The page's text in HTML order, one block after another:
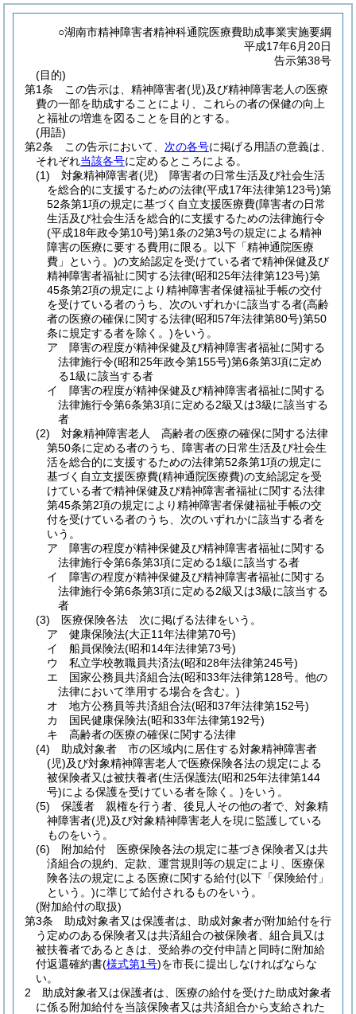
○湖南市精神障害者精神科通院医療費助成事業実施要綱
平成17年6月20日
告示第38号
(目的)
第1条
この告示は、精神障害者(児)及び精神障害老人の医療
費の一部を助成することにより、これらの者の保健の向上
と福祉の増進を図ることを目的とする。
(用語)
第2条
この告示において、 次の各号に掲げる用語の意義は、
それぞれ当該各号に定めるところによる。
(1)
対象精神障害者(児) 障害者の日常生活及び社会生活
を総合的に支援するための法律(平成17年法律第123号)第
52条第1項の規定に基づく自立支援医療費(障害者の日常
生活及び社会生活を総合的に支援するための法律施行令
(平成18年政令第10号)第1条の2第3号の規定による精神
障害の医療に要する費用に限る。以下「精神通院医療
費」という。)の支給認定を受けている者で精神保健及び
精神障害者福祉に関する法律(昭和25年法律第123号)第
45条第2項の規定により精神障害者保健福祉手帳の交付
を受けている者のうち、次のいずれかに該当する者(高齢
者の医療の確保に関する法律(昭和57年法律第80号)第50
条に規定する者を除く。)をいう。
ア
障害の程度が精神保健及び精神障害者福祉に関する
法律施行令(昭和25年政令第155号)第6条第3項に定め
る1級に該当する者
イ
障害の程度が精神保健及び精神障害者福祉に関する
法律施行令第6条第3項に定める2級又は3級に該当する
者
(2)
対象精神障害老人 高齢者の医療の確保に関する法律
第50条に定める者のうち、障害者の日常生活及び社会生
活を総合的に支援するための法律第52条第1項の規定に
基づく自立支援医療費(精神通院医療費)の支給認定を受
けている者で精神保健及び精神障害者福祉に関する法律
第45条第2項の規定により精神障害者保健福祉手帳の交
付を受けている者のうち、次のいずれかに該当する者を
いう。
ア
障害の程度が精神保健及び精神障害者福祉に関する
法律施行令第6条第3項に定める1級に該当する者
イ
障害の程度が精神保健及び精神障害者福祉に関する
法律施行令第6条第3項に定める2級又は3級に該当する
者
(3)
医療保険各法 次に掲げる法律をいう。
ア
健康保険法(大正11年法律第70号)
イ
船員保険法(昭和14年法律第73号)
ウ
私立学校教職員共済法(昭和28年法律第245号)
エ
国家公務員共済組合法(昭和33年法律第128号。他の
法律において準用する場合を含む。)
オ
地方公務員等共済組合法(昭和37年法律第152号)
カ
国民健康保険法(昭和33年法律第192号)
キ
高齢者の医療の確保に関する法律
(4)
助成対象者 市の区域内に居住する対象精神障害者
(児)及び対象精神障害老人で医療保険各法の規定による
被保険者又は被扶養者(生活保護法(昭和25年法律第144
号)による保護を受けている者を除く。)をいう。
(5)
保護者 親権を行う者、後見人その他の者で、対象精
神障害者(児)及び対象精神障害老人を現に監護している
ものをいう。
(6)
附加給付 医療保険各法の規定に基づき保険者又は共
済組合の規約、定款、運営規則等の規定により、医療保
険各法の規定による医療に関する給付(以下「保険給付」
という。)に準じて給付されるものをいう。
(附加給付の取扱)
第3条
助成対象者又は保護者は、助成対象者が附加給付を行
う定めのある保険者又は共済組合の被保険者、組合員又は
被扶養者であるときは、受給券の交付申請と同時に附加給
付返還確約書(様式第1号)を市長に提出しなければならな
い。
2
助成対象者又は保護者は、医療の給付を受けた助成対象者
に係る附加給付を当該保険者又は共済組合から支給された